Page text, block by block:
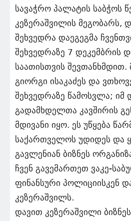
სავაჭრო პალატის საბჭოს
კეზერაშვილის მეგობარს,
შეხვედრა დაეგეგმა
შეხვედრაზე 7 დეკემბრის
საათისთვის შევთანხმდით.
გიორგი ისაკაძეს და
შეხვედრაზე წამოსვლა;
გადამხდელთა კავშირის
მდივანი იყო. ეს უწყება
საქართველოს უდიდეს და
გავლენიან ბიზნეს
ჩვენ გავემართეთ ვაკე-
ფინანსური პოლიციისკენ
კეზერაშვილს.
დავით კეზერაშვილი